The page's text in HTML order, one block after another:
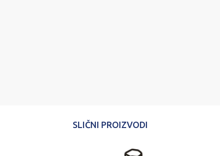
SLIČNI PROIZVODI